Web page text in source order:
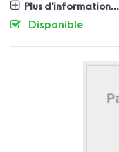
Plus d'information...
Disponible